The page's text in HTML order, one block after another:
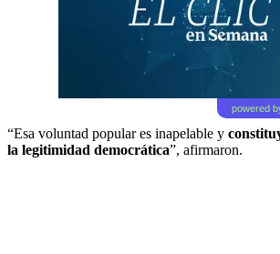
powered
“Esa voluntad popular es inapelable y
la legitimidad democrática”, afirmaron.